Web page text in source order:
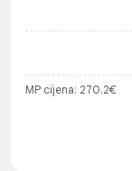
MP cijena: 270.2€